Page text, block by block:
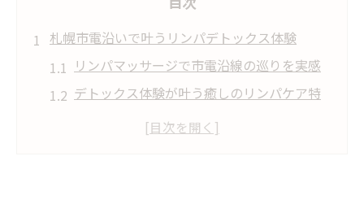
札幌市電沿いで叶うリンパデトックス体験
リンパマッサージで市電沿線の巡りを実感
デトックス体験が叶う癒しのリンパケア特